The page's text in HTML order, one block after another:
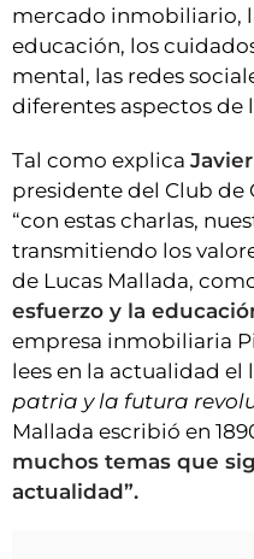
mercado inmobiliario,
educación, los
mental, las redes
diferentes aspectos de
Tal como explica
presidente del Club de
“con estas charlas,
transmitiendo los
de Lucas Mallada,
esfuerzo y la
empresa inmobiliaria
lees en la actualidad el
patria y la futura
Mallada escribió en
muchos temas que
actualidad”.